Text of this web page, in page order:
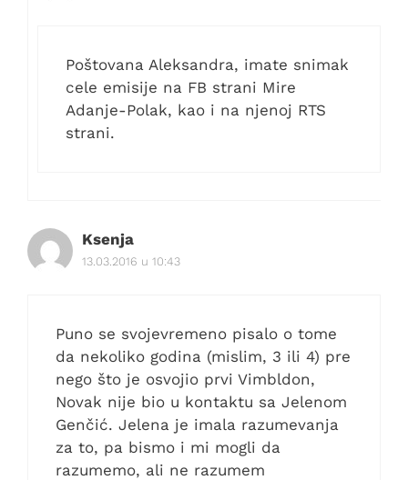
Poštovana Aleksandra, imate snimak
cele emisije na FB strani Mire
Adanje-Polak, kao i na njenoj RTS
strani.
Ksenja
13.03.2016 u 10:43
Puno se svojevremeno pisalo o tome
da nekoliko godina (mislim, 3 ili 4) pre
nego što je osvojio prvi Vimbldon,
Novak nije bio u kontaktu sa Jelenom
Genčić. Jelena je imala razumevanja
za to, pa bismo i mi mogli da
razumemo, ali ne razumem